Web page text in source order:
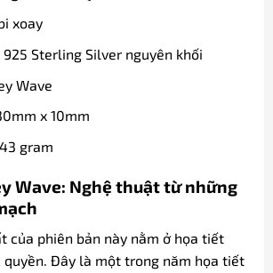
xoay
925 Sterling Silver nguyên khối
Wave
x 10mm
43 gram
Wave: Nghệ thuật từ những
của phiên bản này nằm ở họa tiết
quyền. Đây là một trong năm họa tiết